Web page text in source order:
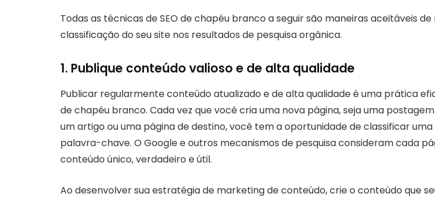
Todas as técnicas de SEO de chapéu branco a seguir são maneiras aceitáveis
classificação do seu site nos resultados de pesquisa orgânica.
1. Publique conteúdo valioso e de alta qualidade
Publicar regularmente conteúdo atualizado e de alta qualidade é uma prática
de chapéu branco. Cada vez que você cria uma nova página, seja uma
um artigo ou uma página de destino, você tem a oportunidade de classificar
palavra-chave. O Google e outros mecanismos de pesquisa consideram cada
conteúdo único, verdadeiro e útil.
Ao desenvolver sua estratégia de marketing de conteúdo, crie o conteúdo que